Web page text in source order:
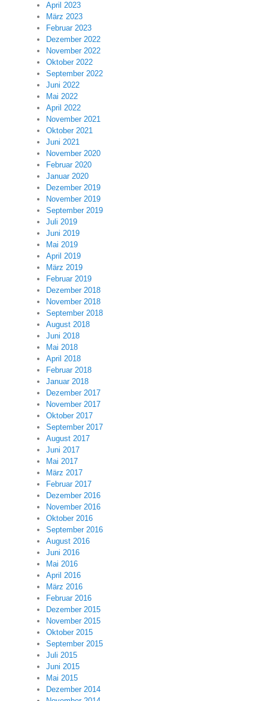
April 2023
März 2023
Februar 2023
Dezember 2022
November 2022
Oktober 2022
September 2022
Juni 2022
Mai 2022
April 2022
November 2021
Oktober 2021
Juni 2021
November 2020
Februar 2020
Januar 2020
Dezember 2019
November 2019
September 2019
Juli 2019
Juni 2019
Mai 2019
April 2019
März 2019
Februar 2019
Dezember 2018
November 2018
September 2018
August 2018
Juni 2018
Mai 2018
April 2018
Februar 2018
Januar 2018
Dezember 2017
November 2017
Oktober 2017
September 2017
August 2017
Juni 2017
Mai 2017
März 2017
Februar 2017
Dezember 2016
November 2016
Oktober 2016
September 2016
August 2016
Juni 2016
Mai 2016
April 2016
März 2016
Februar 2016
Dezember 2015
November 2015
Oktober 2015
September 2015
Juli 2015
Juni 2015
Mai 2015
Dezember 2014